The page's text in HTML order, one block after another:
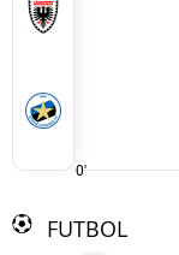
0'
FUTBOL